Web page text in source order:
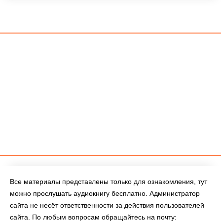
Все материалы представлены только для ознакомления, тут
можно прослушать аудиокнигу бесплатно. Администратор
сайта не несёт ответственности за действия пользователей
сайта. По любым вопросам обращайтесь на почту: